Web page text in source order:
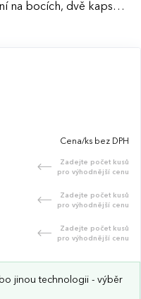
na bocích, dvě kapsy
límce s elastickým
Cena/ks bez DPH
Zadejte počet kusů
pro výhodnější cenu
Zadejte počet kusů
pro výhodnější cenu
Zadejte počet kusů
pro výhodnější cenu
jinou technologii - výběr